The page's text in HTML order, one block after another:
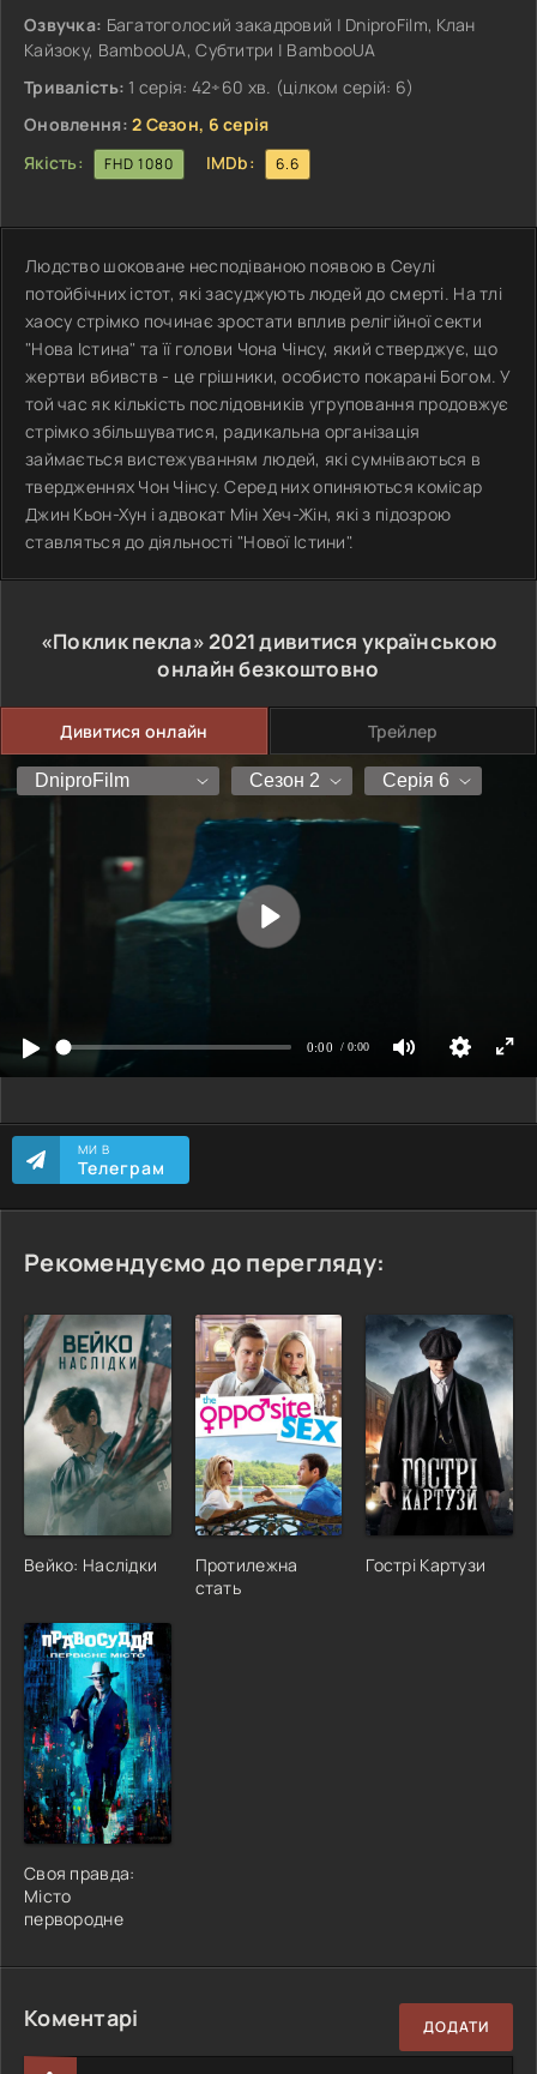
Озвучка: Багатоголосий закадровий | DniproFilm, Клан
Кайзоку, BambooUA, Субтитри | BambooUA
Тривалість: 1 серія: 42÷60 хв. (цілком серій: 6)
Оновлення: 2 Сезон, 6 серія
Якість:
FHD 1080 IMDb: 6.6
Людство шоковане несподіваною появою в Сеулі
потойбічних істот, які засуджують людей до смерті. На тлі
хаосу стрімко починає зростати вплив релігійної секти
"Нова Істина" та її голови Чона Чінсу, який стверджує, що
жертви вбивств - це грішники, особисто покарані Богом. У
той час як кількість послідовників угруповання продовжує
стрімко збільшуватися, радикальна організація
займається вистежуванням людей, які сумніваються в
твердженнях Чон Чінсу. Серед них опиняються комісар
Джин Кьон-Хун і адвокат Мін Хеч-Жін, які з підозрою
ставляться до діяльності "Нової Істини".
«Поклик пекла»2021дивитися українською
онлайн безкоштовно
Дивитися онлайн Трейлер
МИ В
Телеграм
Рекомендуємо до перегляду:
Вейко: Наслідки
Протилежна
стать
Гострі Картузи
Своя правда:
Місто
первородне
Коментарі ДОДАТИ